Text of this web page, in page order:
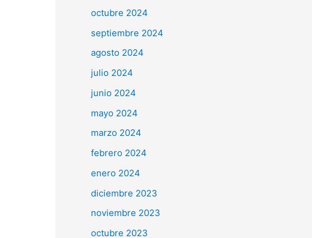
octubre 2024
septiembre 2024
agosto 2024
julio 2024
junio 2024
mayo 2024
marzo 2024
febrero 2024
enero 2024
diciembre 2023
noviembre 2023
octubre 2023